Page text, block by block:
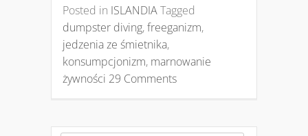
Posted in ISLANDIATagged
dumpster diving,freeganizm,
jedzenia ze śmietnika,
konsumpcjonizm, marnowanie
żywności 29 Comments